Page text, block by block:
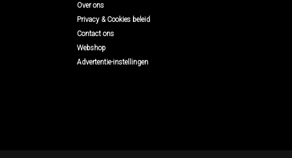
Over ons
Privacy & Cookies beleid
Contact ons
Webshop
Advertentie-instellingen